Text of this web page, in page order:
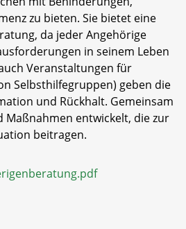
zu bieten. Sie bietet eine
da jeder Angehörige
in seinem Leben
Veranstaltungen für
Selbsthilfegruppen) geben die
und Rückhalt. Gemeinsam
Maßnahmen entwickelt, die zur
beitragen.